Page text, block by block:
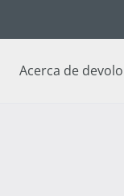
Acerca de devolo